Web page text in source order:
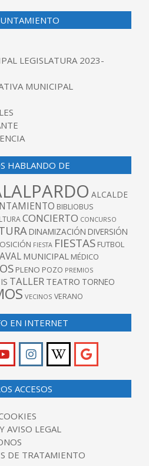
LEGISLATURA 2023-
MUNICIPAL
HABLANDO DE
ALCALDE
BIBLIOBUS
CONCIERTO CONCURSO
DINAMIZACIÓN DIVERSIÓN
FIESTA FIESTAS FUTBOL
MUNICIPAL MÉDICO
PLENO POZO PREMIOS
TALLER TEATRO TORNEO
VECINOS VERANO
EN INTERNET
ACCESOS
AVISO LEGAL
DE TRATAMIENTO